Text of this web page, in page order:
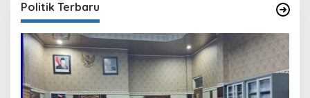
Politik Terbaru